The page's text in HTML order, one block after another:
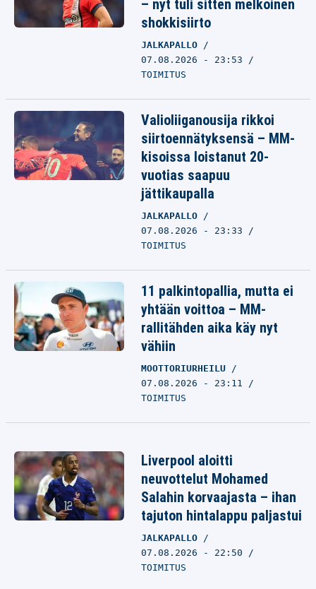
– nyt tuli sitten melkoinen
shokkisiirto
JALKAPALLO
07.08.2026 - 23:53
TOIMITUS
Valioliiganousija rikkoi
siirtoennätyksensä – MM-
kisoissa loistanut 20-
vuotias saapuu
jättikaupalla
JALKAPALLO
07.08.2026 - 23:33
TOIMITUS
11 palkintopallia, mutta ei
yhtään voittoa – MM-
rallitähden aika käy nyt
vähiin
MOOTTORIURHEILU
07.08.2026 - 23:11
TOIMITUS
Liverpool aloitti
neuvottelut Mohamed
Salahin korvaajasta – ihan
tajuton hintalappu paljastui
JALKAPALLO
07.08.2026 - 22:50
TOIMITUS